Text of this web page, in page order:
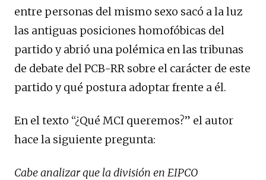
entre personas del mismo sexo sacó a la luz
las antiguas posiciones homofóbicas del
partido y abrió una polémica en las tribunas
de debate del PCB-RR sobre el carácter de este
partido y qué postura adoptar frente a él.
En el texto “¿Qué MCI queremos?” el autor
hace la siguiente pregunta:
Cabe analizar que la división en EIPCO